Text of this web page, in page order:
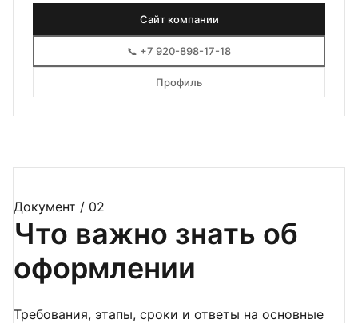
Сайт компании
📞 +7 920-898-17-18
Профиль
Документ / 02
Что важно знать об
оформлении
Требования, этапы, сроки и ответы на основные